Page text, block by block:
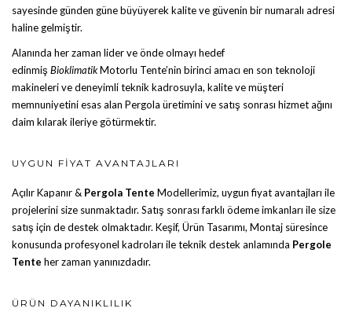
sayesinde günden güne büyüyerek kalite ve güvenin bir numaralı adresi
haline gelmiştir.
Alanında her zaman lider ve önde olmayı hedef
edinmiş BioklimatikMotorlu Tente’nin birinci amacı en son teknoloji
makineleri ve deneyimli teknik kadrosuyla, kalite ve müşteri
memnuniyetini esas alan Pergola üretimini ve satış sonrası hizmet ağını
daim kılarak ileriye götürmektir.
UYGUN FIYAT AVANTAJLARI
Açılır Kapanır & Pergola Tente Modellerimiz, uygun fiyat avantajları ile
projelerini size sunmaktadır. Satış sonrası farklı ödeme imkanları ile size
satış için de destek olmaktadır. Keşif, Ürün Tasarımı, Montaj süresince
konusunda profesyonel kadroları ile teknik destek anlamında Pergole
Tente her zaman yanınızdadır.
ÜRÜN DAYANIKLILIK